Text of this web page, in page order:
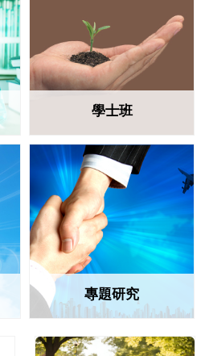
學士班
專題研究